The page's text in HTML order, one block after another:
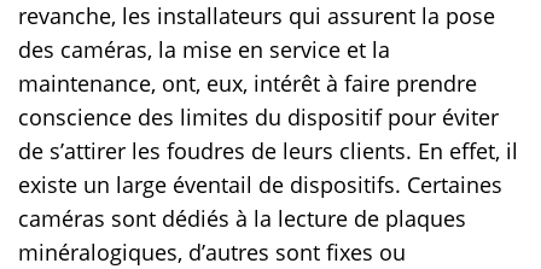
revanche, les installateurs qui assurent la pose
des caméras, la mise en service et la
maintenance, ont, eux, intérêt à faire prendre
conscience des limites du dispositif pour éviter
de s’attirer les foudres de leurs clients. En effet, il
existe un large éventail de dispositifs. Certaines
caméras sont dédiés à la lecture de plaques
minéralogiques, d’autres sont fixes ou